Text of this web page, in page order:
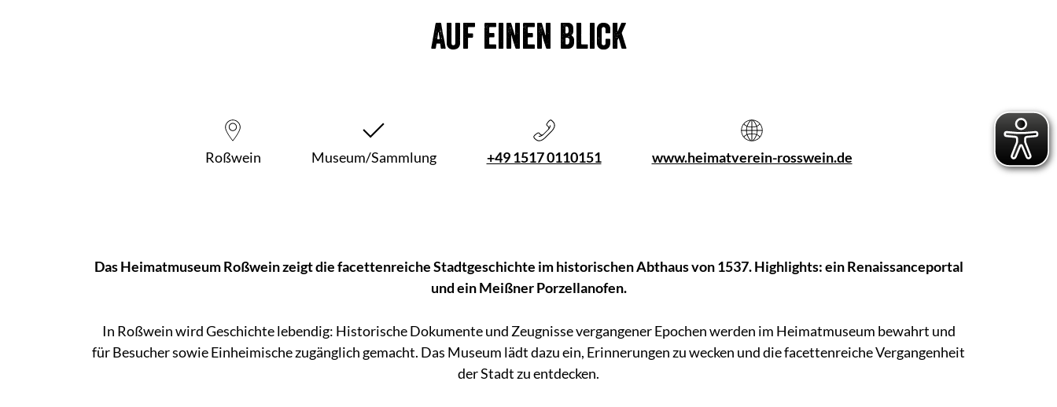
Auf einen Blick
Roßwein Museum/Sammlung +49 1517 0110151 www.heimatverein-rosswein.de
Das Heimatmuseum Roßwein zeigt die facettenreiche Stadtgeschichte im historischen Abthaus von 1537. Highlights: ein Renaissanceportal
und ein Meißner Porzellanofen.
In Roßwein wird Geschichte lebendig: Historische Dokumente und Zeugnisse vergangener Epochen werden im Heimatmuseum bewahrt und
für Besucher sowie Einheimische zugänglich gemacht. Das Museum lädt dazu ein, Erinnerungen zu wecken und die facettenreiche Vergangenheit
der Stadt zu entdecken.